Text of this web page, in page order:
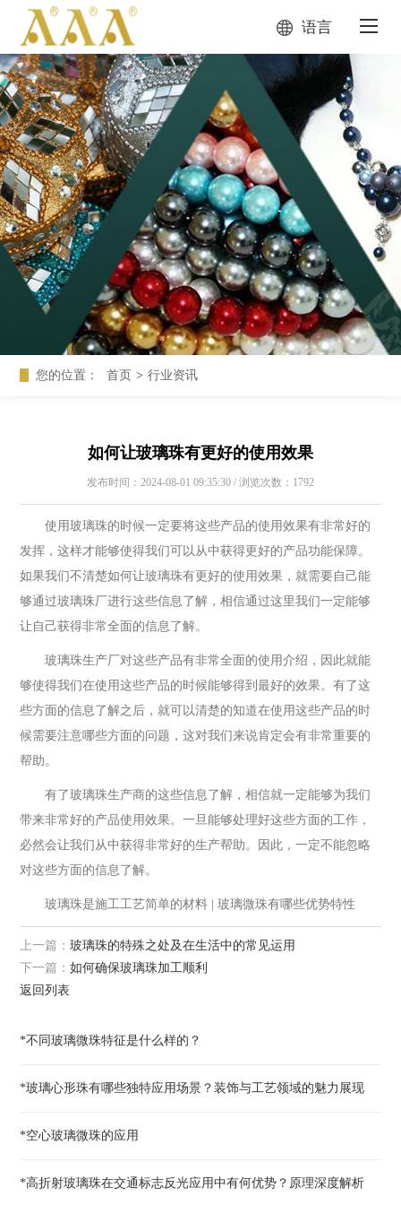
语言
您的位置： 首页 > 行业资讯
如何让玻璃珠有更好的使用效果
发布时间：2024-08-01 09:35:30 / 浏览次数：1792
使用玻璃珠的时候一定要将这些产品的使用效果有非常好的
发挥，这样才能够使得我们可以从中获得更好的产品功能保障。
如果我们不清楚如何让玻璃珠有更好的使用效果，就需要自己能
够通过玻璃珠厂进行这些信息了解，相信通过这里我们一定能够
让自己获得非常全面的信息了解。
玻璃珠生产厂对这些产品有非常全面的使用介绍，因此就能
够使得我们在使用这些产品的时候能够得到最好的效果。有了这
些方面的信息了解之后，就可以清楚的知道在使用这些产品的时
候需要注意哪些方面的问题，这对我们来说肯定会有非常重要的
帮助。
有了玻璃珠生产商的这些信息了解，相信就一定能够为我们
带来非常好的产品使用效果。一旦能够处理好这些方面的工作，
必然会让我们从中获得非常好的生产帮助。因此，一定不能忽略
对这些方面的信息了解。
玻璃珠是施工工艺简单的材料 | 玻璃微珠有哪些优势特性
上一篇：玻璃珠的特殊之处及在生活中的常见运用
返回列表
下一篇：如何确保玻璃珠加工顺利
*不同玻璃微珠特征是什么样的？
*玻璃心形珠有哪些独特应用场景？装饰与工艺领域的魅力展现
*空心玻璃微珠的应用
*高折射玻璃珠在交通标志反光应用中有何优势？原理深度解析